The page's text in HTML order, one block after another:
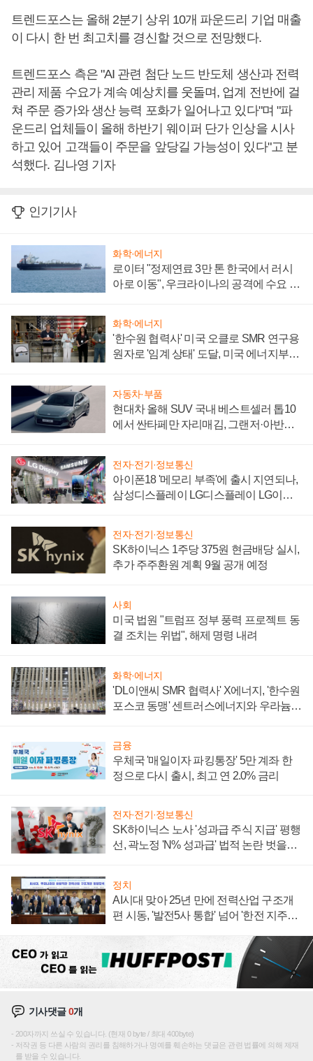
트렌드포스는 올해 2분기 상위 10개 파운드리 기업 매출
이 다시 한 번 최고치를 경신할 것으로 전망했다.
트렌드포스 측은 "AI 관련 첨단 노드 반도체 생산과 전력
관리 제품 수요가 계속 예상치를 웃돌며, 업계 전반에 걸
쳐 주문 증가와 생산 능력 포화가 일어나고 있다"며 "파
운드리 업체들이 올해 하반기 웨이퍼 단가 인상을 시사
하고 있어 고객들이 주문을 앞당길 가능성이 있다"고 분
석했다. 김나영 기자
인기기사
화학·에너지
로이터 "정제연료 3만 톤 한국에서 러시
아로 이동", 우크라이나의 공격에 수요 늘
화학·에너지
'한수원 협력사' 미국 오클로 SMR 연구용
원자로 '임계 상태' 도달, 미국 에너지부
자동차·부품
현대차 올해 SUV 국내 베스트셀러 톱10
에서 싼타페만 자리매김, 그랜저·아반떼
전자·전기·정보통신
아이폰18 '메모리 부족'에 출시 지연되나,
삼성디스플레이 LG디스플레이 LG이노
전자·전기·정보통신
SK하이닉스 1주당 375원 현금배당 실시,
추가 주주환원 계획 9월 공개 예정
사회
미국 법원 "트럼프 정부 풍력 프로젝트 동
결 조치는 위법", 해제 명령 내려
화학·에너지
'DL이앤씨 SMR 협력사' X에너지, '한수원
포스코 동맹' 센트러스에너지와 우라늄
금융
우체국 '매일이자 파킹통장' 5만 계좌 한
정으로 다시 출시, 최고 연 2.0% 금리
전자·전기·정보통신
SK하이닉스 노사 '성과급 주식 지급' 평행
선, 곽노정 'N% 성과급' 법적 논란 벗을지
정치
AI시대 맞아 25년 만에 전력산업 구조개
편 시동, '발전5사 통합' 넘어 '한전 지주사'
기사댓글0개
200자까지 쓰실 수 있습니다. (현재 0 byte / 최대 400byte)
저작권 등 다른 사람의 권리를 침해하거나 명예를 훼손하는 댓글은 관련 법률에 의해 제재
를 받을 수 있습니다.